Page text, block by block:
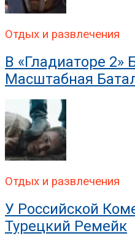
Отдых и развлечения
В «Гладиаторе 2»
Масштабная
Отдых и развлечения
У Российской
Турецкий Ремейк